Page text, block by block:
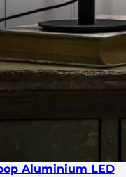
Aluminium LED